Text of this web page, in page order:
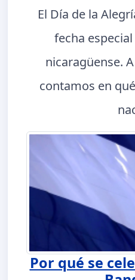
El Día de la
fecha
nicaragüense.
contamos en
Por qué se